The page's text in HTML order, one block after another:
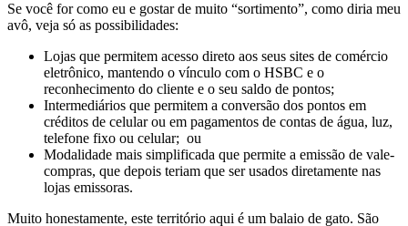
Se você for como eu e gostar de muito “sortimento”, como diria meu
avô, veja só as possibilidades:
Lojas que permitem acesso direto aos seus sites de comércio
eletrônico, mantendo o vínculo com o HSBC e o
reconhecimento do cliente e o seu saldo de pontos;
Intermediários que permitem a conversão dos pontos em
créditos de celular ou em pagamentos de contas de água, luz,
telefone fixo ou celular; ou
Modalidade mais simplificada que permite a emissão de vale-
compras, que depois teriam que ser usados diretamente nas
lojas emissoras.
Muito honestamente, este território aqui é um balaio de gato. São